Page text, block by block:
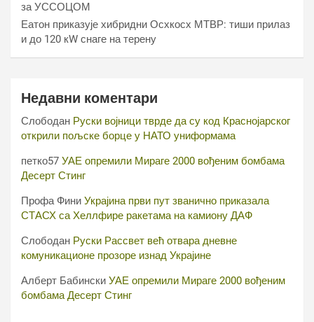
за УССОЦОМ
Еатон приказује хибридни Осхкосх МТВР: тиши прилаз
и до 120 кW снаге на терену
Недавни коментари
Слободан Руски војници тврде да су код Краснојарског
открили пољске борце у НАТО униформама
петко57 УАЕ опремили Мираге 2000 вођеним бомбама
Десерт Стинг
Профа Фини Украјина први пут званично приказала
СТАСХ са Хеллфире ракетама на камиону ДАФ
Слободан Руски Рассвет већ отвара дневне
комуникационе прозоре изнад Украјине
Алберт Бабински УАЕ опремили Мираге 2000 вођеним
бомбама Десерт Стинг